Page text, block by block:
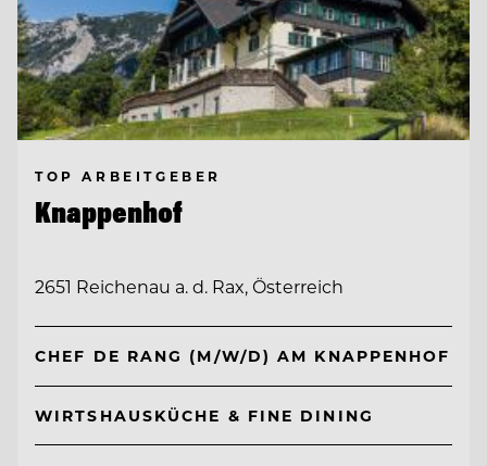
TOP ARBEITGEBER
Knappenhof
2651 Reichenau a. d. Rax, Österreich
CHEF DE RANG (M/W/D) AM KNAPPENHOF
WIRTSHAUSKÜCHE & FINE DINING